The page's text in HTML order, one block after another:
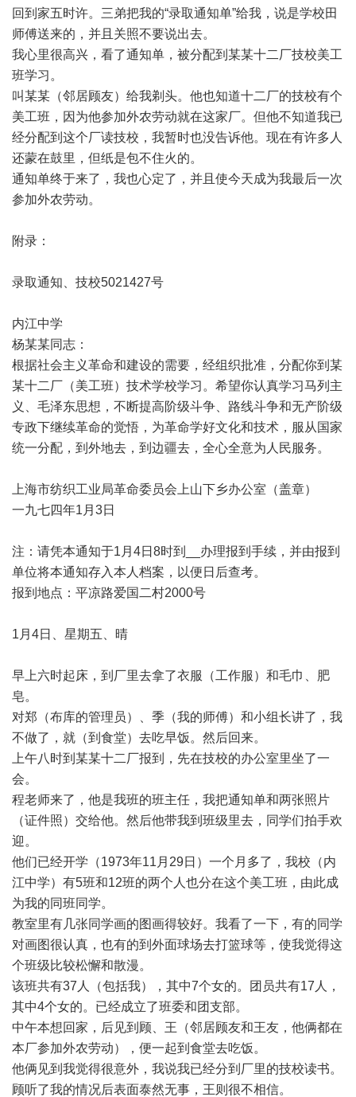
回到家五时许。三弟把我的“录取通知单”给我，说是学校田
师傅送来的，并且关照不要说出去。
我心里很高兴，看了通知单，被分配到某某十二厂技校美工
班学习。
叫某某（邻居顾友）给我剃头。他也知道十二厂的技校有个
美工班，因为他参加外农劳动就在这家厂。但他不知道我已
经分配到这个厂读技校，我暂时也没告诉他。现在有许多人
还蒙在鼓里，但纸是包不住火的。
通知单终于来了，我也心定了，并且使今天成为我最后一次
参加外农劳动。
附录：
录取通知、技校5021427号
内江中学
杨某某同志：
根据社会主义革命和建设的需要，经组织批准，分配你到某
某十二厂（美工班）技术学校学习。希望你认真学习马列主
义、毛泽东思想，不断提高阶级斗争、路线斗争和无产阶级
专政下继续革命的觉悟，为革命学好文化和技术，服从国家
统一分配，到外地去，到边疆去，全心全意为人民服务。
上海市纺织工业局革命委员会上山下乡办公室（盖章）
一九七四年1月3日
注：请凭本通知于1月4日8时到__办理报到手续，并由报到
单位将本通知存入本人档案，以便日后查考。
报到地点：平凉路爱国二村2000号
1月4日、星期五、晴
早上六时起床，到厂里去拿了衣服（工作服）和毛巾、肥
皂。
对郑（布库的管理员）、季（我的师傅）和小组长讲了，我
不做了，就（到食堂）去吃早饭。然后回来。
上午八时到某某十二厂报到，先在技校的办公室里坐了一
会。
程老师来了，他是我班的班主任，我把通知单和两张照片
（证件照）交给他。然后他带我到班级里去，同学们拍手欢
迎。
他们已经开学（1973年11月29日）一个月多了，我校（内
江中学）有5班和12班的两个人也分在这个美工班，由此成
为我的同班同学。
教室里有几张同学画的图画得较好。我看了一下，有的同学
对画图很认真，也有的到外面球场去打篮球等，使我觉得这
个班级比较松懈和散漫。
该班共有37人（包括我），其中7个女的。团员共有17人，
其中4个女的。已经成立了班委和团支部。
中午本想回家，后见到顾、王（邻居顾友和王友，他俩都在
本厂参加外农劳动），便一起到食堂去吃饭。
他俩见到我觉得很意外，我说我已经分到厂里的技校读书。
顾听了我的情况后表面泰然无事，王则很不相信。